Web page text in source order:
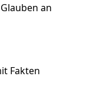
an
Fakten